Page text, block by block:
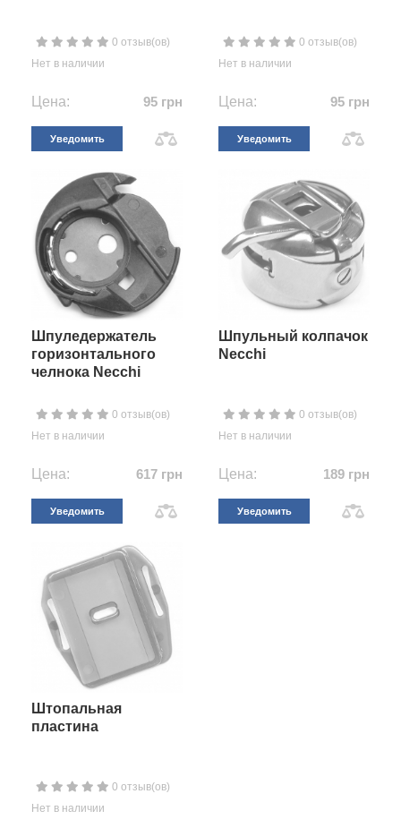
0 отзыв(ов)
Нет в наличии
Цена: 95 грн
Уведомить
0 отзыв(ов)
Нет в наличии
Цена: 95 грн
Уведомить
Шпуледержатель
горизонтального
челнока Necchi
0 отзыв(ов)
Нет в наличии
Цена: 617 грн
Уведомить
Шпульный колпачок
Necchi
0 отзыв(ов)
Нет в наличии
Цена: 189 грн
Уведомить
Штопальная
пластина
0 отзыв(ов)
Нет в наличии